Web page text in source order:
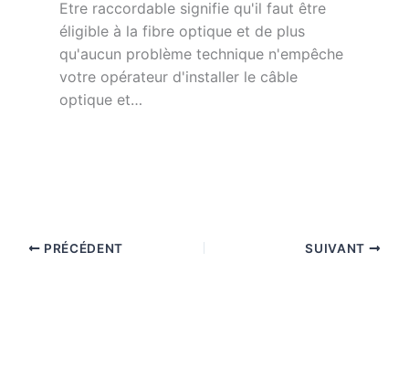
Etre raccordable signifie qu'il faut être
éligible à la fibre optique et de plus
qu'aucun problème technique n'empêche
votre opérateur d'installer le câble
optique et…
PRÉCÉDENT SUIVANT